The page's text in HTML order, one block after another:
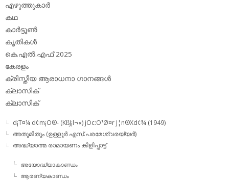
എഴുത്തുകാര്‍
കഥ
കാര്‍ട്ടൂണ്‍
കൃതികള്‍
കെ.എല്‍.എഫ് 2025
കേരളം
ക്രിസ്തീയ ആരാധനാ ഗാനങ്ങള്‍
ക്ലാസിക്‌
ക്ലാസിക്
d¡T¤¼ d¢m¡O®- (KßJ¡l¬«) jOc:O¹Ø¤r J¦n®Xd¢¾ (1949)
അതുമിതും (ഉള്ളൂര്‍ എസ്.പരമേശ്വരയ്യര്‍)
അദ്ധ്യാത്മ രാമായണം കിളിപ്പാട്ട്‌
അയോദ്ധ്യാകാണ്ഡം
ആരണ്യകാണ്ഡം